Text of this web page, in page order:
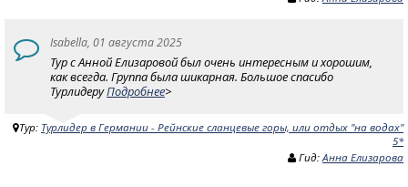
Isabella, 01 августа 2025
Тур с Анной Елизаровой был очень интересным и хорошим,
как всегда. Группа была шикарная. Большое спасибо
ТурлидеруПодробнее>
Тур: Турлидер в Германии - Рейнские сланцевые горы, или отдых "на водах"
5*
Гид:Анна Елизарова